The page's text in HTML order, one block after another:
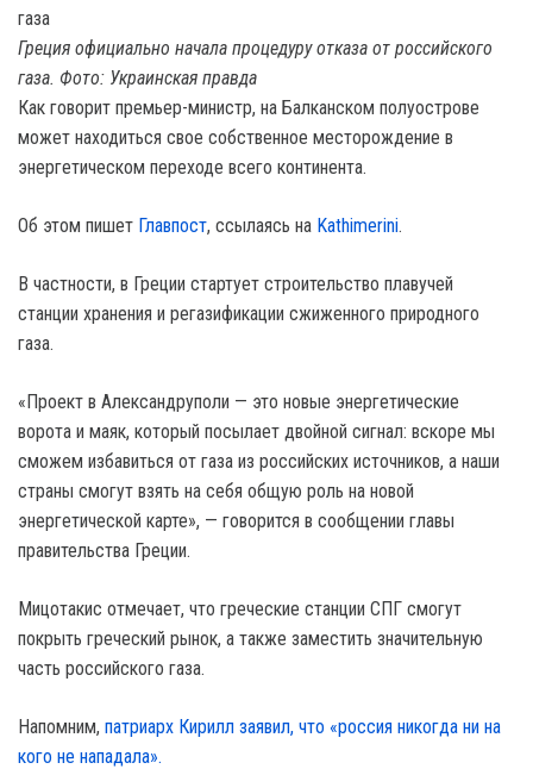
Греция официально начала процедуру отказа от российского
газа. Фото: Украинская правда
Как говорит премьер-министр, на Балканском полуострове
может находиться свое собственное месторождение в
энергетическом переходе всего континента.
Об этом пишет Главпост, ссылаясь на Kathimerini.
В частности, в Греции стартует строительство плавучей
станции хранения и регазификации сжиженного природного
газа.
«Проект в Александруполи — это новые энергетические
ворота и маяк, который посылает двойной сигнал: вскоре мы
сможем избавиться от газа из российских источников, а наши
страны смогут взять на себя общую роль на новой
энергетической карте», — говорится в сообщении главы
правительства Греции.
Мицотакис отмечает, что греческие станции СПГ смогут
покрыть греческий рынок, а также заместить значительную
часть российского газа.
Напомним, патриарх Кирилл заявил, что «россия никогда ни на
кого не нападала».